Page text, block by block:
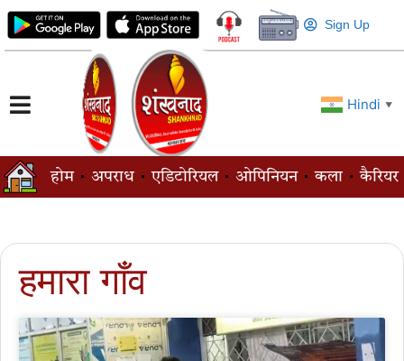
Sign Up
Hindi ▼
होम अपराध एडिटोरियल ओपिनियन कला कैरियर
हमारा गाँव